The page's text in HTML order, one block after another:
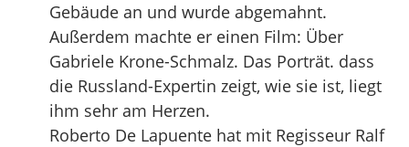
Gebäude an und wurde abgemahnt.
Außerdem machte er einen Film: Über
Gabriele Krone-Schmalz. Das Porträt. dass
die Russland-Expertin zeigt, wie sie ist, liegt
ihm sehr am Herzen.
Roberto De Lapuente hat mit Regisseur Ralf